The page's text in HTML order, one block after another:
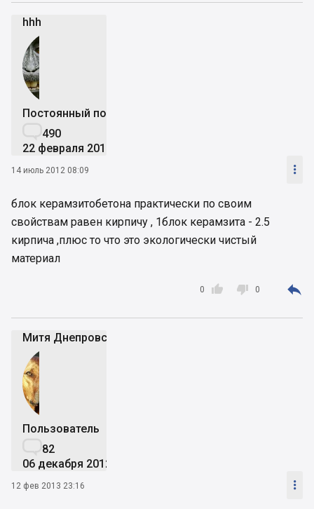
hhh
Постоянный пользователь
490
22 февраля 2011
14 июль 2012 08:09 
блок керамзитобетона практически по своим
свойствам равен кирпичу , 1блок керамзита - 2.5
кирпича ,плюс то что это экологически чистый
материал

0  0 
Митя Днепровский
Пользователь
82
06 декабря 2012
12 фев 2013 23:16 